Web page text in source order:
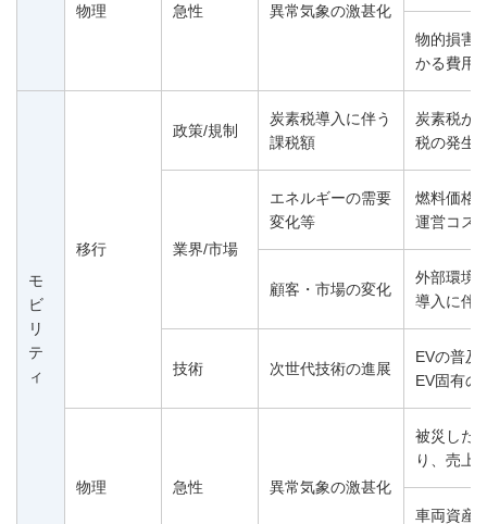
物理 急性 異常気象の激甚化
物的損害
かる費用
モ
ビ
リ
テ
ィ
移行
政策/規制
炭素税導入に伴う
課税額
炭素税が
税の発生
業界/市場
エネルギーの需要
変化等
燃料価格
運営コス
顧客・市場の変化
外部環境
導入に伴
技術 次世代技術の進展
EVの普及
EV固有の
物理 急性 異常気象の激甚化
被災した
り、売上
車両資産